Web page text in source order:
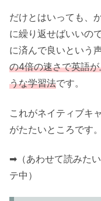
だけとはいっても、
に繰り返せばいいの
に済んで良いという
の4倍の速さで英語
うな学習法です。
これがネイティブキ
がたたいところです。
➡（あわせて読みた
テ中）